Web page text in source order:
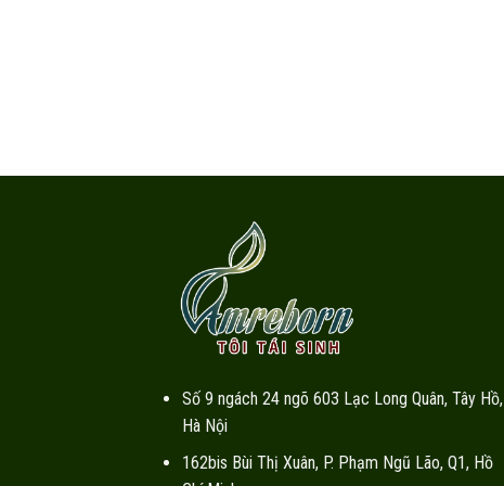
Số 9 ngách 24 ngõ 603 Lạc Long Quân, Tây Hồ,
Hà Nội
162bis Bùi Thị Xuân, P. Phạm Ngũ Lão, Q1, Hồ